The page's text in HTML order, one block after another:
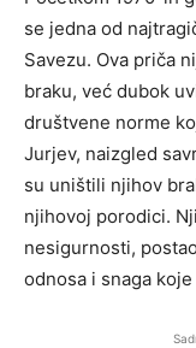
se jedna od
Savezu. Ova priča
braku, već dubok
društvene norme
Jurjev, naizgled
su uništili njihov
njihovoj porodici.
nesigurnosti,
odnosa i snaga